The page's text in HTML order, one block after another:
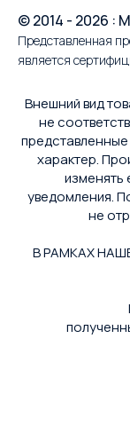
© 2014 - 2026 :
Представленная
является
Внешний вид
не
характер.
изменять
уведомления.
не
В РАМКАХ